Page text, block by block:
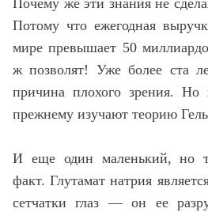
Почему же эти знания не
Потому что ежегодная
мире превышает 50
ж позволят! Уже более ста
причина плохого зрения. Но
прежнему изучают теорию
И еще один маленький, но
факт. Глутамат натрия
сетчатки глаз — он ее